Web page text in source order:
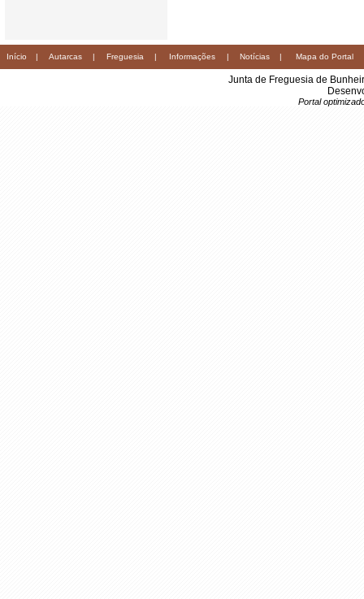
Início | Autarcas | Freguesia | Informações | Notícias | Mapa do Portal
Junta de Freguesia de
Portal